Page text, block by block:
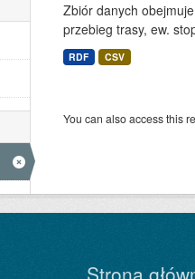
Zbiór danych
przebieg trasy, ew.
RDF CSV
You can also access this
Strona